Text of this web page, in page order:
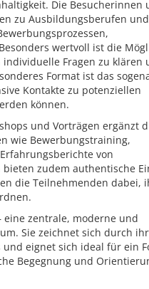
Die Besucherinnen
zu Ausbildungsberufen und
wertvoll ist die
Fragen zu klären
Format ist das
Kontakte zu potenziellen
können.
und Vorträgen ergänzt
wie Bewerbungstraining,
von
zudem authentische
die Teilnehmenden dabei,
zentrale, moderne und
Sie zeichnet sich durch
eignet sich ideal für ein
Begegnung und